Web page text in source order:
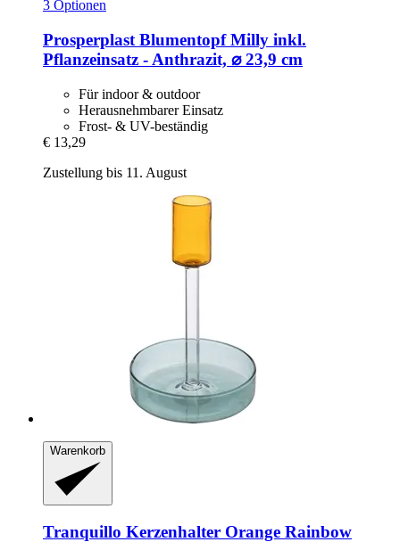
3 Optionen
Prosperplast Blumentopf Milly inkl.
Pflanzeinsatz -​ Anthrazit, ⌀ 23,9 cm
Für indoor & outdoor
Herausnehmbarer Einsatz
Frost- & UV-beständig
€ 13,29
Zustellung bis 11. August
Warenkorb
Tranquillo Kerzenhalter Orange Rainbow